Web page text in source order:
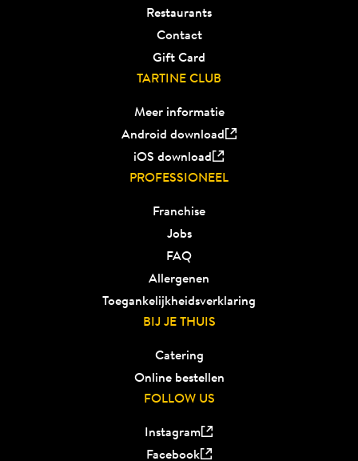
Restaurants
Contact
Gift Card
TARTINE CLUB
Meer informatie
Android download
iOS download
PROFESSIONEEL
Franchise
Jobs
FAQ
Allergenen
Toegankelijkheidsverklaring
BIJ JE THUIS
Catering
Online bestellen
FOLLOW US
Instagram
Facebook